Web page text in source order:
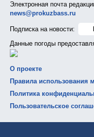
Электронная почта
news@prokuzbass.ru
Подписка на новости:
Данные погоды
О проекте
Правила использования
Политика
Пользовательское